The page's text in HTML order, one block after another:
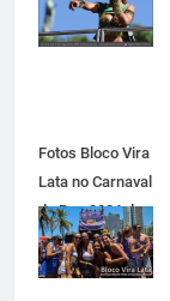
Rio de Janeiro
Fotos Bloco Vira
Lata no Carnaval
de Rua 2026 do
Rio de Janeiro